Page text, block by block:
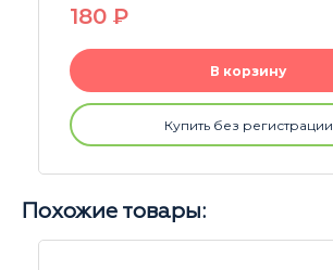
180 P
В корзину
Купить без регистрации
Похожие товары: